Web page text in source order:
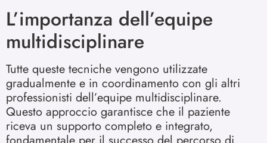
L’importanza dell’equipe
multidisciplinare
Tutte queste tecniche vengono utilizzate
gradualmente e in coordinamento con gli altri
professionisti dell’equipe multidisciplinare.
Questo approccio garantisce che il paziente
riceva un supporto completo e integrato,